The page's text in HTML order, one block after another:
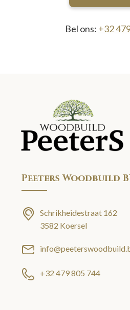
Bel ons: +32
Peeters Woodbuild
Schrikheidestraat 162
3582 Koersel
+32 479 805 744